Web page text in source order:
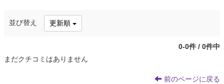
並び替え 更新順
0-0件 / 0件中
まだクチコミはありません
前のページに戻る